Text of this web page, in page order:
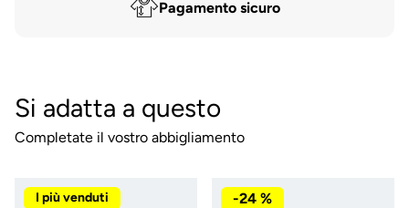
Pagamento sicuro
Si adatta a questo
Completate il vostro abbigliamento
I più venduti -24 %